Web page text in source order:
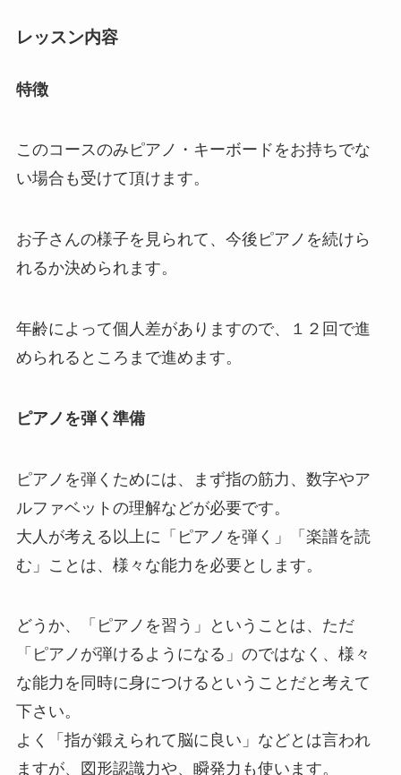
レッスン内容
特徴
このコースのみピアノ・キーボードをお持ちでな
い場合も受けて頂けます。
お子さんの様子を見られて、今後ピアノを続けら
れるか決められます。
年齢によって個人差がありますので、１２回で進
められるところまで進めます。
ピアノを弾く準備
ピアノを弾くためには、まず指の筋力、数字やア
ルファベットの理解などが必要です。
大人が考える以上に「ピアノを弾く」「楽譜を読
む」ことは、様々な能力を必要とします。
どうか、「ピアノを習う」ということは、ただ
「ピアノが弾けるようになる」のではなく、様々
な能力を同時に身につけるということだと考えて
下さい。
よく「指が鍛えられて脳に良い」などとは言われ
ますが、図形認識力や、瞬発力も使います。